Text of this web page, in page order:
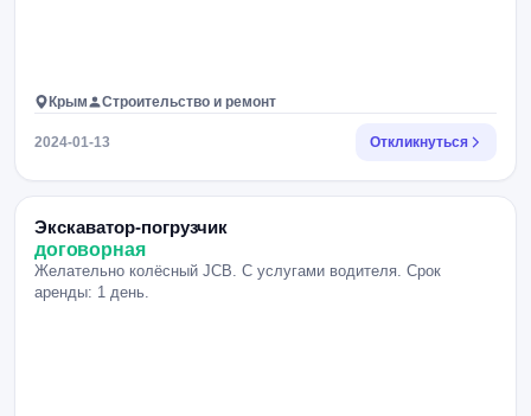
Крым Строительство и ремонт
2024-01-13 Откликнуться
Экскаватор-погрузчик
договорная
Желательно колёсный JCB. С услугами водителя. Срок
аренды: 1 день.